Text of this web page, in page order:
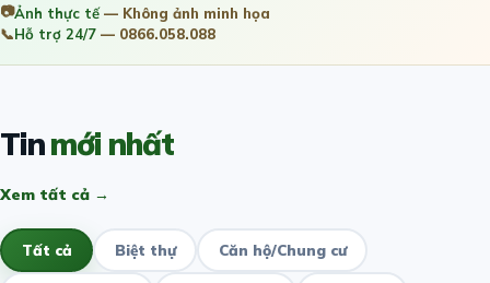
📷Ảnh thực tế— Không ảnh minh họa
📞Hỗ trợ 24/7 — 0866.058.088
Tinmới nhất
Xem tất cả →
Tất cả Biệt thự Căn hộ/Chung cư